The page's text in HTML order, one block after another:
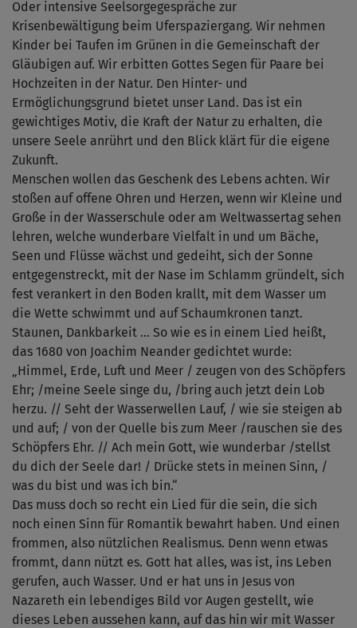
Oder intensive Seelsorgegespräche zur
Krisenbewältigung beim Uferspaziergang. Wir nehmen
Kinder bei Taufen im Grünen in die Gemeinschaft der
Gläubigen auf. Wir erbitten Gottes Segen für Paare bei
Hochzeiten in der Natur. Den Hinter- und
Ermöglichungsgrund bietet unser Land. Das ist ein
gewichtiges Motiv, die Kraft der Natur zu erhalten, die
unsere Seele anrührt und den Blick klärt für die eigene
Zukunft.
Menschen wollen das Geschenk des Lebens achten. Wir
stoßen auf offene Ohren und Herzen, wenn wir Kleine und
Große in der Wasserschule oder am Weltwassertag sehen
lehren, welche wunderbare Vielfalt in und um Bäche,
Seen und Flüsse wächst und gedeiht, sich der Sonne
entgegenstreckt, mit der Nase im Schlamm gründelt, sich
fest verankert in den Boden krallt, mit dem Wasser um
die Wette schwimmt und auf Schaumkronen tanzt.
Staunen, Dankbarkeit … So wie es in einem Lied heißt,
das 1680 von Joachim Neander gedichtet wurde:
„Himmel, Erde, Luft und Meer / zeugen von des Schöpfers
Ehr; /meine Seele singe du, /bring auch jetzt dein Lob
herzu. // Seht der Wasserwellen Lauf, / wie sie steigen ab
und auf; / von der Quelle bis zum Meer /rauschen sie des
Schöpfers Ehr. // Ach mein Gott, wie wunderbar /stellst
du dich der Seele dar! / Drücke stets in meinen Sinn, /
was du bist und was ich bin.“
Das muss doch so recht ein Lied für die sein, die sich
noch einen Sinn für Romantik bewahrt haben. Und einen
frommen, also nützlichen Realismus. Denn wenn etwas
frommt, dann nützt es. Gott hat alles, was ist, ins Leben
gerufen, auch Wasser. Und er hat uns in Jesus von
Nazareth ein lebendiges Bild vor Augen gestellt, wie
dieses Leben aussehen kann, auf das hin wir mit Wasser